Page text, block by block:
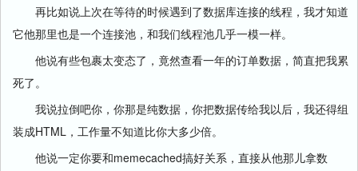
再比如说上次在等待的时候遇到了数据库连接的线程，我才知道
它他那里也是一个连接池，和我们线程池几乎一模一样。
他说有些包裹太变态了，竟然查看一年的订单数据，简直把我累
死了。
我说拉倒吧你，你那是纯数据，你把数据传给我以后，我还得组
装成HTML，工作量不知道比你大多少倍。
他说一定你要和memecached搞好关系，直接从他那儿拿数